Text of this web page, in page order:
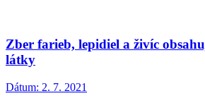
Zber farieb, lepidiel a živíc
látky
Dátum: 2. 7. 2021